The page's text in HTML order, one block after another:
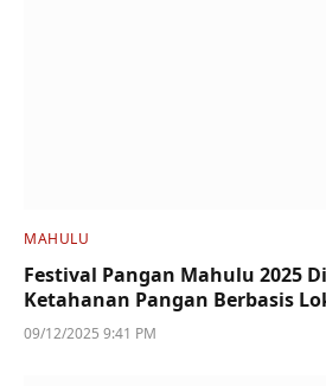
MAHULU
Festival Pangan Mahulu 2025
Ketahanan Pangan Berbasis
09/12/2025 9:41 PM